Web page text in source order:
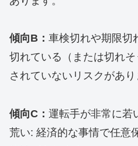
傾向B： 車検切れや期限切
切れている（または切れ
されていないリスクがあり
傾向C： 運転手が非常に若
荒い: 経済的な事情で任意